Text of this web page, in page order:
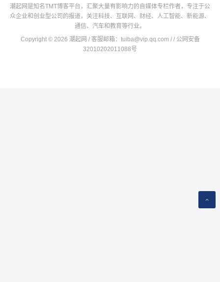
潮起网是知名TMT博客平台，汇聚大量有影响力的自媒体专栏作者，专注于公
众企业和创业型公司的报道，关注科技、互联网、财经、人工智能、新能源、
通信、汽车和教育等行业。
Copyright © 2026 潮起网 / 客服邮箱： tuiba@vip.qq.com / / 公网安备
32010202011088号